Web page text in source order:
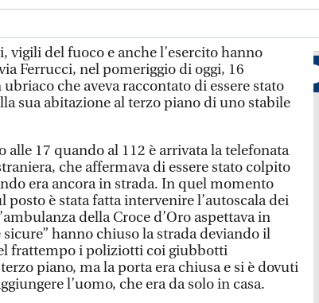
vigili del fuoco e anche l’esercito hanno
Ferrucci, nel pomeriggio di oggi, 16
che aveva raccontato di essere stato
sua abitazione al terzo piano di uno stabile
alle 17 quando al 112 è arrivata la telefonata
che affermava di essere stato colpito
era ancora in strada. In quel momento
posto è stata fatta intervenire l’autoscala dei
della Croce d’Oro aspettava in
hanno chiuso la strada deviando il
frattempo i poliziotti coi giubbotti
piano, ma la porta era chiusa e si è dovuti
l’uomo, che era da solo in casa.